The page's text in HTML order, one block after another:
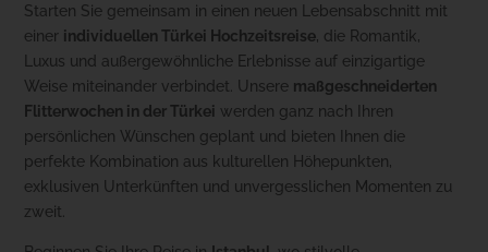
Starten Sie gemeinsam in einen neuen Lebensabschnitt mit
einer individuellen Türkei Hochzeitsreise, die Romantik,
Luxus und außergewöhnliche Erlebnisse auf einzigartige
Weise miteinander verbindet. Unsere maßgeschneiderten
Flitterwochen in der Türkei werden ganz nach Ihren
persönlichen Wünschen geplant und bieten Ihnen die
perfekte Kombination aus kulturellen Höhepunkten,
exklusiven Unterkünften und unvergesslichen Momenten zu
zweit.